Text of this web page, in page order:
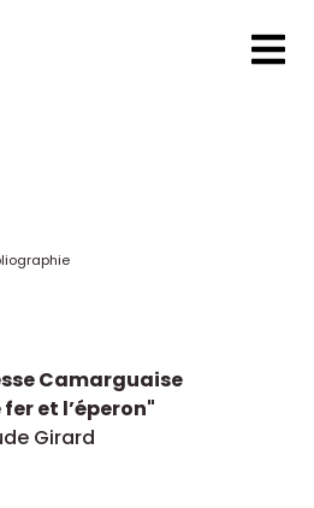
Camarguaise
et l’éperon"
Girard